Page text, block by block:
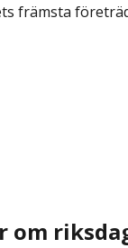
främsta
om